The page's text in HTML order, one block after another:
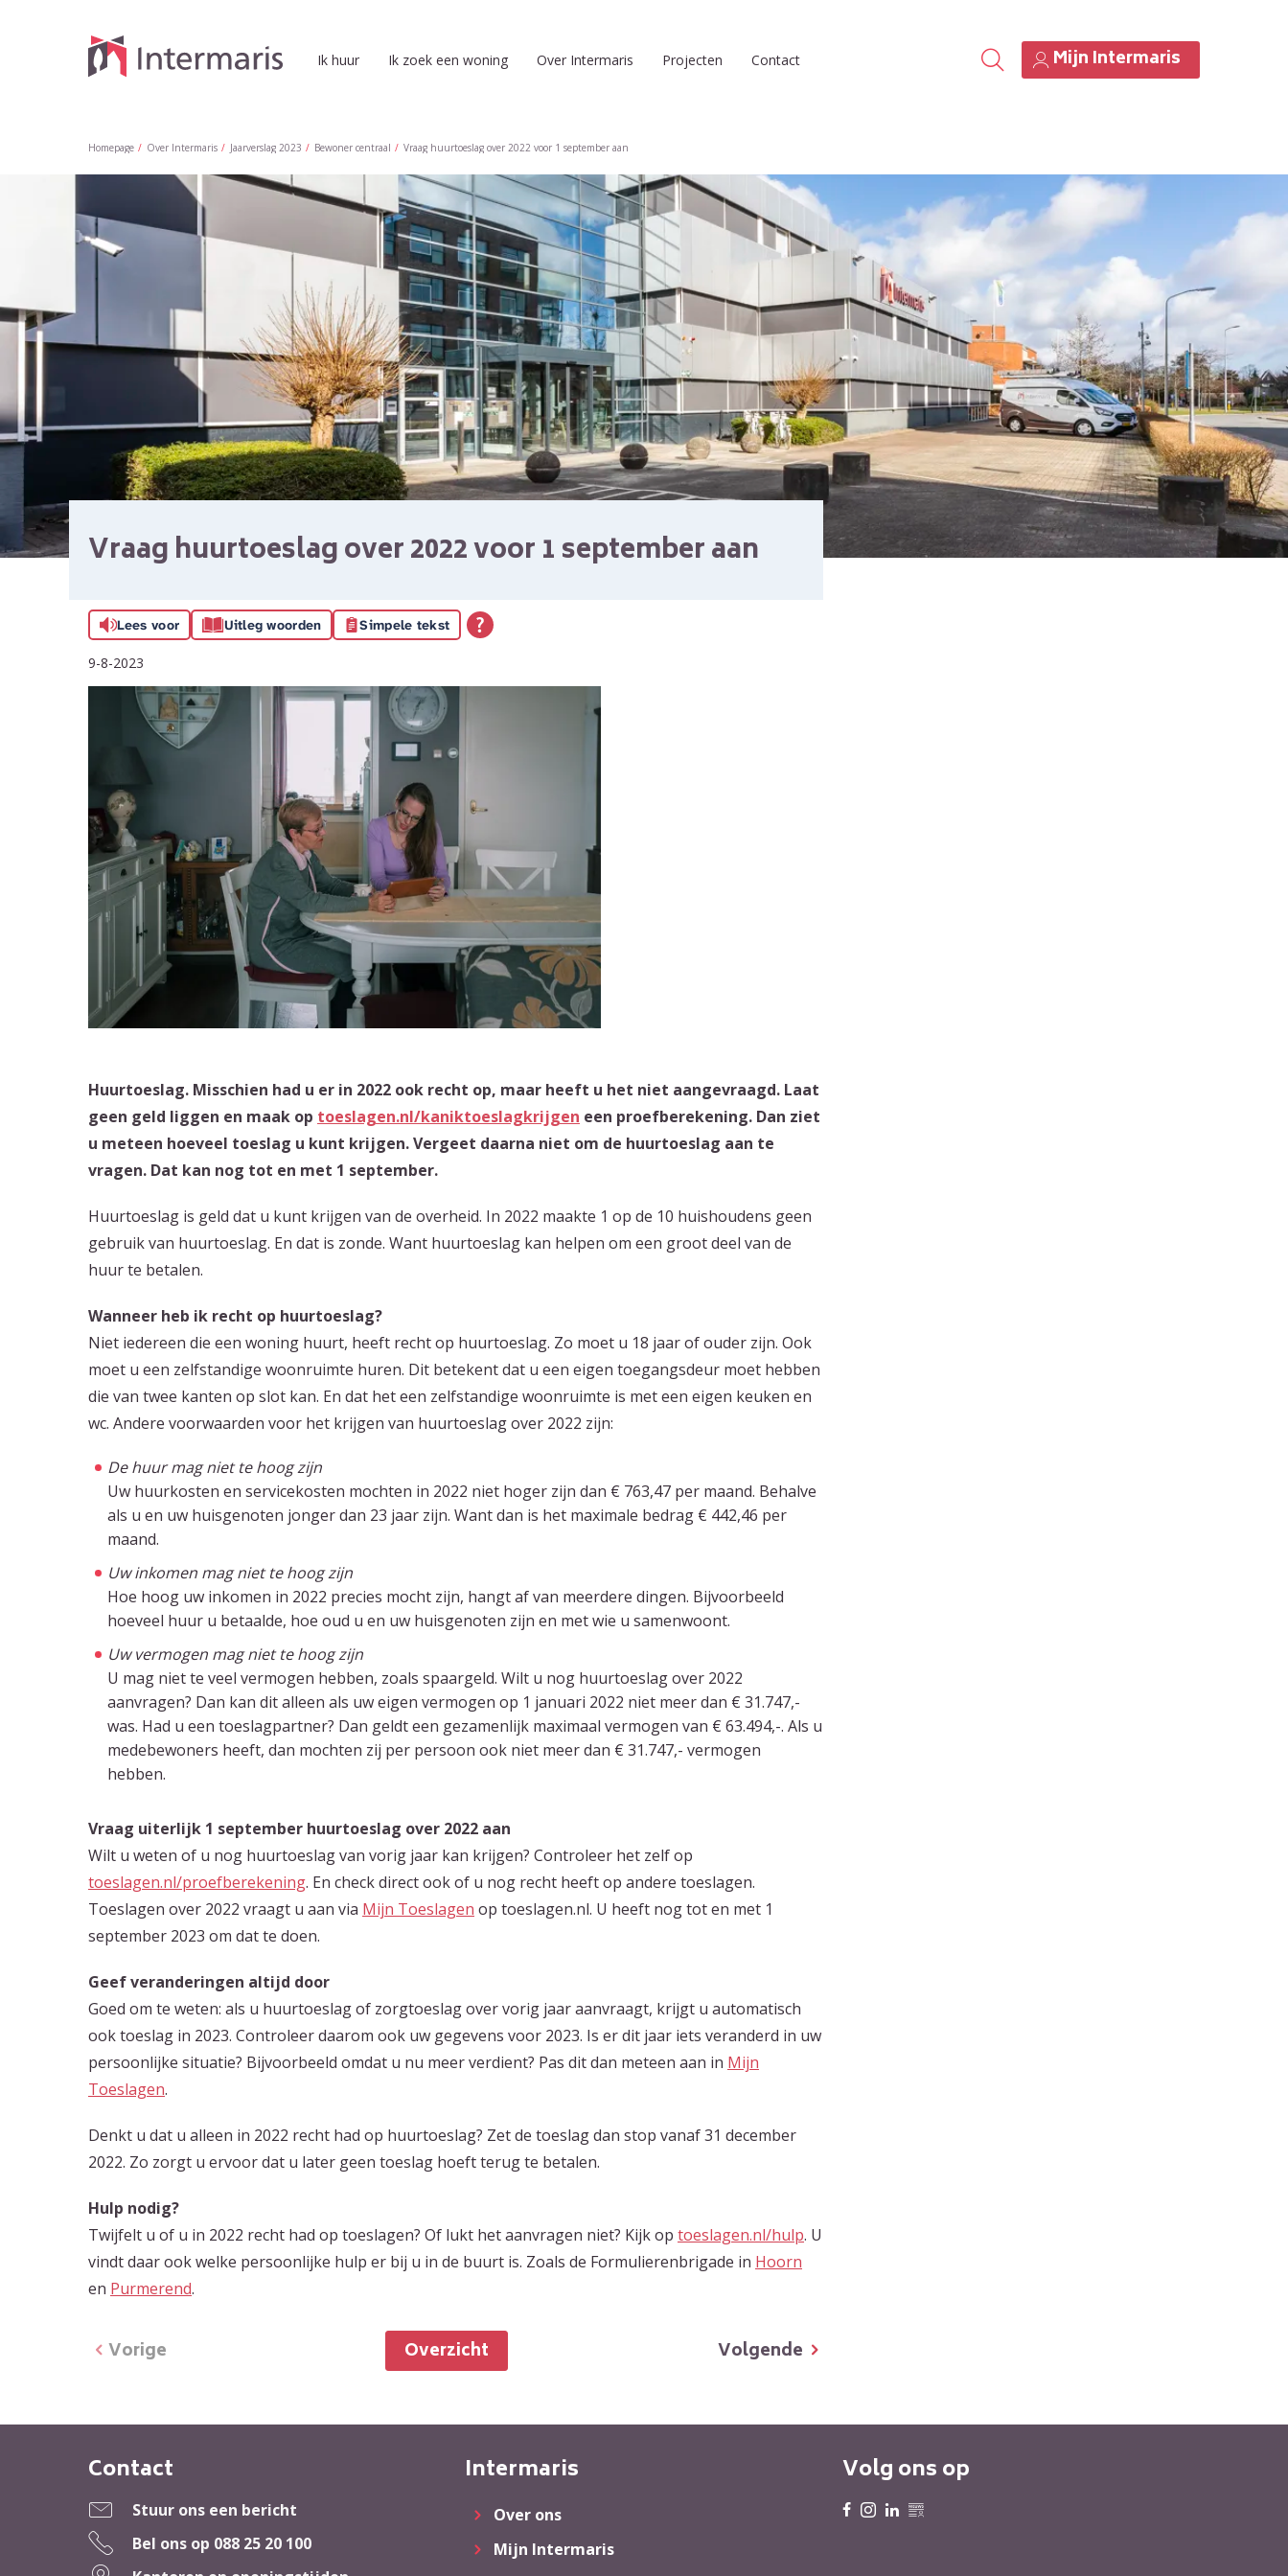
Naar hoofdinhoud
Naar hoofdnavigatiemenu
Naar zoeken
Naar de homepage
Ik huur Ik zoek een woning Over Intermaris Projecten Contact Mijn Intermaris
Homepage Over Intermaris Jaarverslag 2023 Bewoner centraal Vraag huurtoeslag over 2022 voor 1 september aan
Vraag huurtoeslag over 2022 voor 1 september aan
Lees voor Uitleg woorden Simpele tekst
9-8-2023
Huurtoeslag. Misschien had u er in 2022 ook recht op, maar heeft u het niet aangevraagd. Laat
geen geld liggen en maak op toeslagen.nl/kaniktoeslagkrijgen een proefberekening. Dan ziet
u meteen hoeveel toeslag u kunt krijgen. Vergeet daarna niet om de huurtoeslag aan te
vragen. Dat kan nog tot en met 1 september.
Huurtoeslag is geld dat u kunt krijgen van de overheid. In 2022 maakte 1 op de 10 huishoudens geen
gebruik van huurtoeslag. En dat is zonde. Want huurtoeslag kan helpen om een groot deel van de
huur te betalen.
Wanneer heb ik recht op huurtoeslag?
Niet iedereen die een woning huurt, heeft recht op huurtoeslag. Zo moet u 18 jaar of ouder zijn. Ook
moet u een zelfstandige woonruimte huren. Dit betekent dat u een eigen toegangsdeur moet hebben
die van twee kanten op slot kan. En dat het een zelfstandige woonruimte is met een eigen keuken en
wc. Andere voorwaarden voor het krijgen van huurtoeslag over 2022 zijn:
De huur mag niet te hoog zijn
Uw huurkosten en servicekosten mochten in 2022 niet hoger zijn dan € 763,47 per maand. Behalve
als u en uw huisgenoten jonger dan 23 jaar zijn. Want dan is het maximale bedrag € 442,46 per
maand.
Uw inkomen mag niet te hoog zijn
Hoe hoog uw inkomen in 2022 precies mocht zijn, hangt af van meerdere dingen. Bijvoorbeeld
hoeveel huur u betaalde, hoe oud u en uw huisgenoten zijn en met wie u samenwoont.
Uw vermogen mag niet te hoog zijn
U mag niet te veel vermogen hebben, zoals spaargeld. Wilt u nog huurtoeslag over 2022
aanvragen? Dan kan dit alleen als uw eigen vermogen op 1 januari 2022 niet meer dan € 31.747,-
was. Had u een toeslagpartner? Dan geldt een gezamenlijk maximaal vermogen van € 63.494,-. Als u
medebewoners heeft, dan mochten zij per persoon ook niet meer dan € 31.747,- vermogen
hebben.
Vraag uiterlijk 1 september huurtoeslag over 2022 aan
Wilt u weten of u nog huurtoeslag van vorig jaar kan krijgen? Controleer het zelf op
toeslagen.nl/proefberekening. En check direct ook of u nog recht heeft op andere toeslagen.
Toeslagen over 2022 vraagt u aan via Mijn Toeslagen op toeslagen.nl. U heeft nog tot en met 1
september 2023 om dat te doen.
Geef veranderingen altijd door
Goed om te weten: als u huurtoeslag of zorgtoeslag over vorig jaar aanvraagt, krijgt u automatisch
ook toeslag in 2023. Controleer daarom ook uw gegevens voor 2023. Is er dit jaar iets veranderd in uw
persoonlijke situatie? Bijvoorbeeld omdat u nu meer verdient? Pas dit dan meteen aan in Mijn
Toeslagen.
Denkt u dat u alleen in 2022 recht had op huurtoeslag? Zet de toeslag dan stop vanaf 31 december
2022. Zo zorgt u ervoor dat u later geen toeslag hoeft terug te betalen.
Hulp nodig?
Twijfelt u of u in 2022 recht had op toeslagen? Of lukt het aanvragen niet? Kijk op toeslagen.nl/hulp. U
vindt daar ook welke persoonlijke hulp er bij u in de buurt is. Zoals de Formulierenbrigade in Hoorn
en Purmerend.
Volgende
Overzicht
Vorige
Contactinformatie
Contact
Stuur ons een bericht
Bel ons op 088 25 20 100
Intermaris
Over ons
Mijn Intermaris
Volg ons op